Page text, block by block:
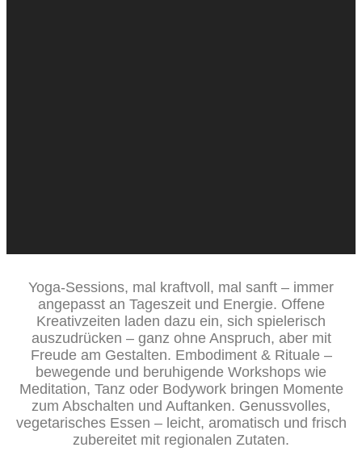
Yoga-Sessions, mal kraftvoll, mal sanft – immer
angepasst an Tageszeit und Energie. Offene
Kreativzeiten laden dazu ein, sich spielerisch
auszudrücken – ganz ohne Anspruch, aber mit
Freude am Gestalten. Embodiment & Rituale –
bewegende und beruhigende Workshops wie
Meditation, Tanz oder Bodywork bringen Momente
zum Abschalten und Auftanken. Genussvolles,
vegetarisches Essen – leicht, aromatisch und frisch
zubereitet mit regionalen Zutaten.